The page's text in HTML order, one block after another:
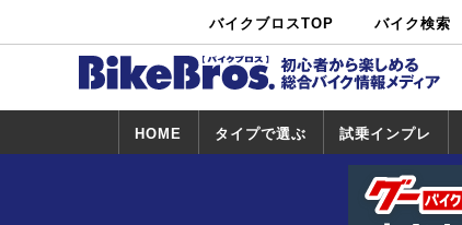
バイクブロスTOP バイク検索
中古バイ
ク・新車検
カタログ検
索
ショップ検
索
HOME タイプで選ぶ 試乗インプレ
試乗インプレ
一覧
ホンダ
ヤマハ
スズキ
カワサキ
ハーレー
BMW
トライアンフ
ドゥカティ